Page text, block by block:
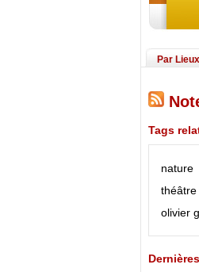
Par
Tags
nature
théâtre
olivier